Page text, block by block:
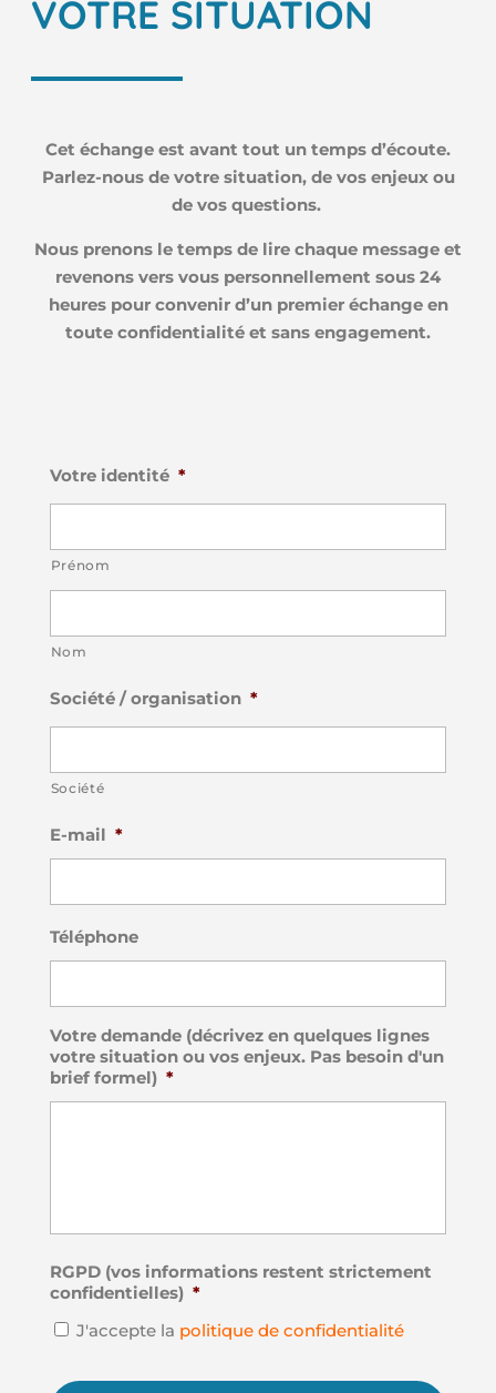
VOTRE SITUATION
Cet échange est avant tout un temps d’écoute.
Parlez-nous de votre situation, de vos enjeux ou
de vos questions.
Nous prenons le temps de lire chaque message et
revenons vers vous personnellement sous 24
heures pour convenir d’un premier échange en
toute confidentialité et sans engagement.
Votre identité *
Prénom
Nom
Société / organisation *
Société
E-mail *
Téléphone
Votre demande (décrivez en quelques lignes
votre situation ou vos enjeux. Pas besoin d'un
brief formel) *
RGPD (vos informations restent strictement
confidentielles) *
J'accepte la politique de confidentialité